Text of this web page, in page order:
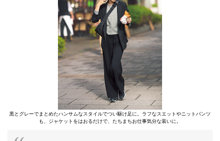
黒とグレーでまとめたハンサムなスタイルでつい駆け足に。ラフなスエットやニットパンツ
も、ジャケットをはおるだけで、たちまちお仕事気分な装いに。